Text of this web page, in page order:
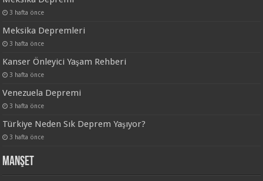
3 hafta önce
Meksika Depremleri
3 hafta önce
Kanser Önleyici Yaşam Rehberi
3 hafta önce
Venezuela Depremi
3 hafta önce
Türkiye Neden Sık Deprem Yaşıyor?
3 hafta önce
Manşet